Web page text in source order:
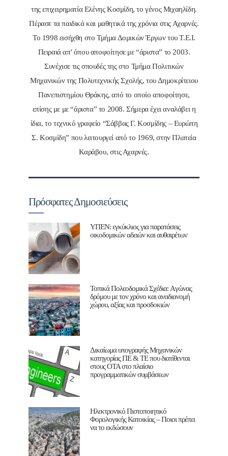
της επιχειρηματία Ελένης Κοσμίδη, το γένος Μιχαηλίδη.
Πέρασε τα παιδικά και μαθητικά της χρόνια στις Αχαρνές.
Το 1998 εισήχθη στο Τμήμα Δομικών Έργων του Τ.Ε.Ι.
Πειραιά απ' όπου αποφοίτησε με “άριστα” το 2003.
Συνέχισε τις σπουδές της στο Τμήμα Πολιτικών
Μηχανικών της Πολυτεχνικής Σχολής, του Δημοκρίτειου
Πανεπιστημίου Θράκης, από το οποίο αποφοίτησε,
επίσης με με “άριστα” το 2008. Σήμερα έχει αναλάβει η
ίδια, το τεχνικό γραφείο “Σάββας Γ. Κοσμίδης – Ευρώπη
Σ. Κοσμίδη” που λειτουργεί από το 1969, στην Πλατεία
Καράβου, στις Αχαρνές.
Πρόσφατες Δημοσιεύσεις
ΥΠΕΝ: εγκύκλιος για παρατάσεις
οικοδομικών αδειών και αυθαιρέτων
Τοπικά Πολεοδομικά Σχέδια: Aγώνας
δρόμου με τον χρόνο και αναδιανομή
χώρου, αξίας και προσδοκιών
Δικαίωμα υπογραφής Μηχανικών
κατηγορίας ΠΕ & ΤΕ που διατίθενται
στους ΟΤΑ στο πλαίσιο
προγραμματικών συμβάσεων
Ηλεκτρονικό Πιστοποιητικό
Φορολογικής Κατοικίας – Ποιοι πρέπει
να το εκδώσουν